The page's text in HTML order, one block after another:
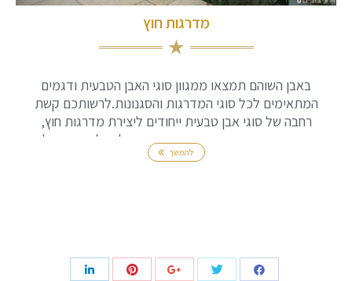
מדרגות חוץ
באבן השוהם תמצאו ממגוון סוגי האבן הטבעית ודגמים
המתאימים לכל סוגי המדרגות והסגנונות.לרשותכם קשת
רחבה של סוגי אבן טבעית ייחודים ליצירת מדרגות חוץ,
עמידות ומרשימות כאחד, המותאמות לאקלים הישראלי.
להמשך